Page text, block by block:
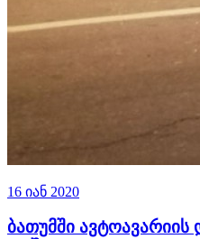
16 იან 2020
ბათუმში